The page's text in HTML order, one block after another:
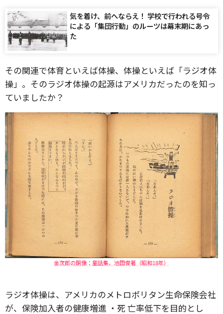
気を着け、前へならえ！ 学校で行われる号令
による「集団行動」のルーツは幕末期にあっ
た
その関連で体育といえば体操、体操といえば「ラジオ体
操」。そのラジオ体操の起源はアメリカだったのを知っ
ていましたか？
金次郎の銅像：童話集、池田俊著（昭和18年）
ラジオ体操は、アメリカのメトロポリタン生命保険会社
が、保険加入者の健康増進 ・死 亡率低下を目的とし